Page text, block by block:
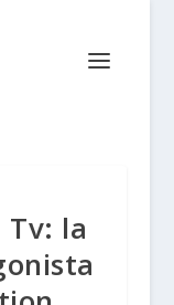
Tv: la